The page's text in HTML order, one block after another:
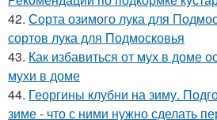
42. Сорта озимого лука для
сортов лука для Подмосковья
43. Как избавиться от мух в доме
мухи в доме
44. Георгины клубни на зиму.
зиме - что с ними нужно сделать